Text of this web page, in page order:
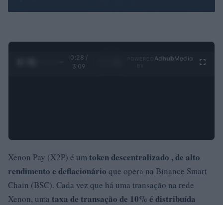
0:29 /
3:09
Ad hubMedia
Xenon Pay (X2P) é umtokendescentralizado , de alto
rendimento e deflacionário que opera na Binance Smart
Chain (BSC). Cada vez que há uma transação na rede
Xenon, uma taxa de transação de 10% é distribuída